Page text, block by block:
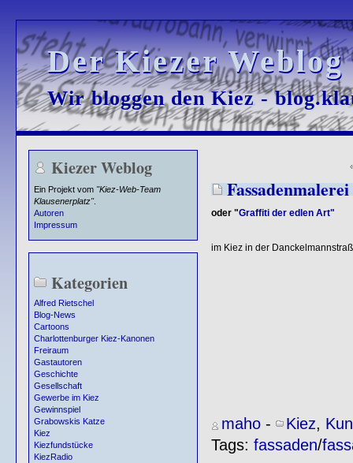
Der Kiezer
Der Kiezer
Wir bloggen den Kiez -
Wir bloggen den Kiez -
Kiezer Weblog
Ein Projekt vom "Kiez-Web-Team
Klausenerplatz".
Autoren
Impressum
Kategorien
Alfred Rietschel
Blog-News
Cartoons
Charlottenburger Kiez-Kanonen
Freiraum
Gastautoren
Geschichte
Gesellschaft
Gewerbe im Kiez
Gewinnspiel
Grabowskis Katze
Kiez
Kiezfundstücke
KiezRadio
Fassadenmalerei
oder "Graffiti der edlen Art"
im Kiez in der
maho- Kiez,
Tags: fassaden/